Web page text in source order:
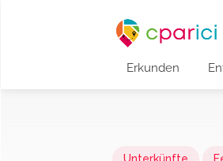
Erkunden